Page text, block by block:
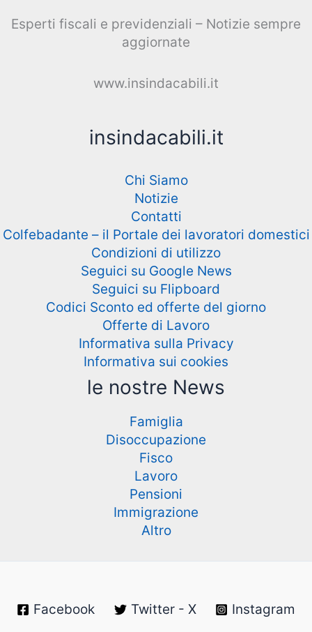
Esperti fiscali e previdenziali – Notizie sempre
aggiornate
www.insindacabili.it
insindacabili.it
Chi Siamo
Notizie
Contatti
Colfebadante – il Portale dei lavoratori domestici
Condizioni di utilizzo
Seguici su Google News
Seguici su Flipboard
Codici Sconto ed offerte del giorno
Offerte di Lavoro
Informativa sulla Privacy
Informativa sui cookies
le nostre News
Famiglia
Disoccupazione
Fisco
Lavoro
Pensioni
Immigrazione
Altro
Facebook Twitter - X Instagram